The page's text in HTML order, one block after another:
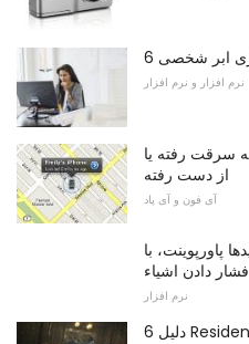
ابر شخصی 6
نرم افزار و نرم افزار
سرقت رفته یا
از دست رفته
آی فون و آی پاد
پاورپوینت، با
فشار دادن اشیاء
نرم افزار